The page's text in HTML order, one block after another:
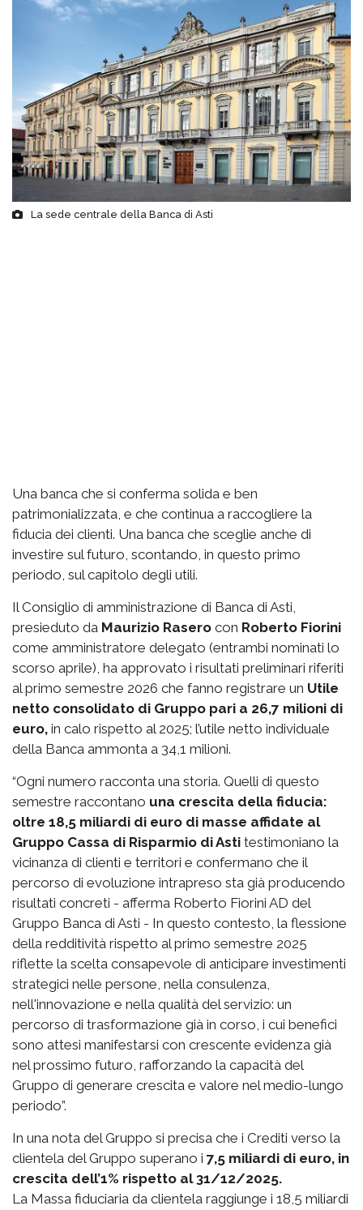
La sede centrale della Banca di Asti
Una banca che si conferma solida e ben
patrimonializzata, e che continua a raccogliere la
fiducia dei clienti. Una banca che sceglie anche di
investire sul futuro, scontando, in questo primo
periodo, sul capitolo degli utili.
Il Consiglio di amministrazione di Banca di Asti,
presieduto da Maurizio Rasero con Roberto Fiorini
come amministratore delegato (entrambi nominati lo
scorso aprile), ha approvato i risultati preliminari riferiti
al primo semestre 2026 che fanno registrare un Utile
netto consolidato di Gruppo pari a 26,7 milioni di
euro, in calo rispetto al 2025; l’utile netto individuale
della Banca ammonta a 34,1 milioni.
“Ogni numero racconta una storia. Quelli di questo
semestre raccontano una crescita della fiducia:
oltre 18,5 miliardi di euro di masse affidate al
Gruppo Cassa di Risparmio di Asti testimoniano la
vicinanza di clienti e territori e confermano che il
percorso di evoluzione intrapreso sta già producendo
risultati concreti - afferma Roberto Fiorini AD del
Gruppo Banca di Asti - In questo contesto, la flessione
della redditività rispetto al primo semestre 2025
riflette la scelta consapevole di anticipare investimenti
strategici nelle persone, nella consulenza,
nell'innovazione e nella qualità del servizio: un
percorso di trasformazione già in corso, i cui benefici
sono attesi manifestarsi con crescente evidenza già
nel prossimo futuro, rafforzando la capacità del
Gruppo di generare crescita e valore nel medio-lungo
periodo”.
In una nota del Gruppo si precisa che i Crediti verso la
clientela del Gruppo superano i 7,5 miliardi di euro, in
crescita dell’1% rispetto al 31/12/2025.
La Massa fiduciaria da clientela raggiunge i 18,5 miliardi